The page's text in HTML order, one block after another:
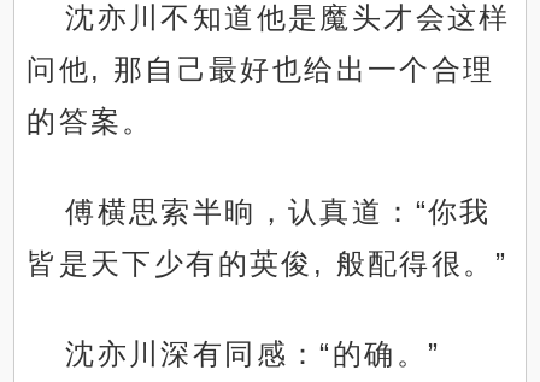
沈亦川不知道他是魔头才会这样
问他, 那自己最好也给出一个合理
的答案。
傅横思索半晌，认真道：“你我
皆是天下少有的英俊, 般配得很。”
沈亦川深有同感：“的确。”